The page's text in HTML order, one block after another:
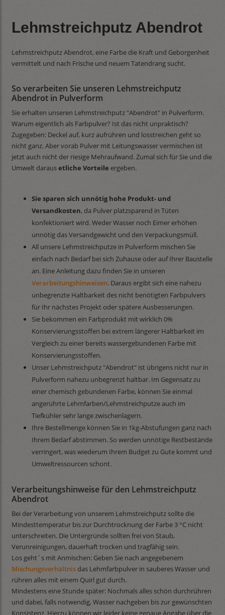
Lehmstreichputz Abendrot
Lehmstreichputz Abendrot, eine Farbe die Kraft und Geborgenheit
vermittelt und nach Frische und neuem Tatendrang sucht.
So verarbeiten Sie unseren Lehmstreichputz
Abendrot in Pulverform
Sie erhalten unseren Lehmstreichputz "Abendrot" in Pulverform.
Warum eigentlich als Farbpulver? Ist das nicht unpraktisch?
Zugegeben: Deckel auf, kurz aufrühren und losstreichen geht so
nicht ganz. Aber vorab Pulver mit Leitungswasser vermischen ist
jetzt auch nicht der riesige Mehraufwand. Zumal sich für Sie und die
Umwelt darausetliche Vorteile ergeben.
Sie sparen sich unnötig hohe Produkt- und
Versandkosten, da Pulver platzsparend in Tüten
konfektioniert wird. Weder Wasser noch Eimer erhöhen
unnötig das Versandgewicht und den Verpackungsmüll.
All unsere Lehmstreichputze in Pulverform mischen Sie
einfach nach Bedarf bei sich Zuhause oder auf Ihrer Baustelle
an. Eine Anleitung dazu finden Sie in unseren
Verarbeitungshinweisen. Daraus ergibt sich eine nahezu
unbegrenzte Haltbarkeit des nicht benötigten Farbpulvers
für Ihr nächstes Projekt oder spätere Ausbesserungen.
Sie bekommen ein Farbprodukt mit wirklich 0%
Konservierungsstoffen bei extrem längerer Haltbarkeit im
Vergleich zu einer bereits wassergebundenen Farbe mit
Konservierungsstoffen.
Unser Lehmstreichputz "Abendrot" ist übrigens nicht nur in
Pulverform nahezu unbegrenzt haltbar. Im Gegensatz zu
einer chemisch gebundenen Farbe, können Sie einmal
angerührte Lehmfarben/Lehmstreichputze auch im
Tiefkühler sehr lange zwischenlagern.
Ihre Bestellmenge können Sie in 1kg-Abstufungen ganz nach
Ihrem Bedarf abstimmen. So werden unnötige Restbestände
verringert, was wiederum Ihrem Budget zu Gute kommt und
Umweltressourcen schont.
Verarbeitungshinweise für den Lehmstreichputz
Abendrot
Bei der Verarbeitung von unserem Lehmstreichputz sollte die
Mindesttemperatur bis zur Durchtrocknung der Farbe 3 °C nicht
unterschreiten. Die Untergründe sollten frei von Staub,
Verunreinigungen, dauerhaft trocken und tragfähig sein.
Los geht´s mit Anmischen: Geben Sie nach angegebenem
Mischungsverhältnis das Lehmfarbpulver in sauberes Wasser und
rühren alles mit einem Quirl gut durch.
Mindestens eine Stunde später: Nochmals alles schön durchrühren
und dabei, falls notwendig, Wasser nachgeben bis zur gewünschten
Konsistenz. Hierzu können wir leider keine genaue Angabe über die